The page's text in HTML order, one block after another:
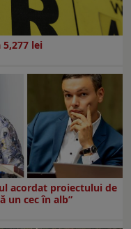
lei
acordat proiectului de
un cec în alb”